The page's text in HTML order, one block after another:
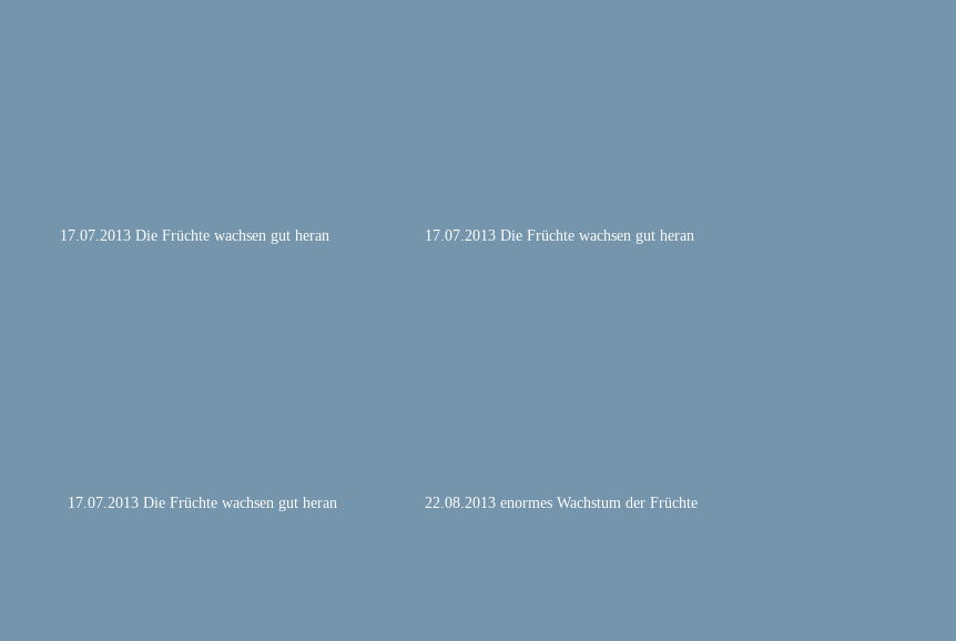
17.07.2013 Die Früchte wachsen gut heran 17.07.2013 Die Früchte wachsen gut heran
17.07.2013 Die Früchte wachsen gut heran 22.08.2013 enormes Wachstum der Früchte